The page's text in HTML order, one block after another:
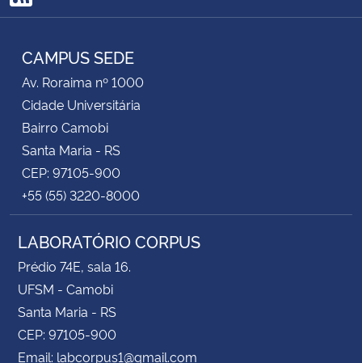
RSS
CAMPUS SEDE
Av. Roraima nº 1000
Cidade Universitária
Bairro Camobi
Santa Maria - RS
CEP: 97105-900
+55 (55) 3220-8000
LABORATÓRIO CORPUS
Prédio 74E, sala 16.
UFSM - Camobi
Santa Maria - RS
CEP: 97105-900
Email: labcorpus1@gmail.com